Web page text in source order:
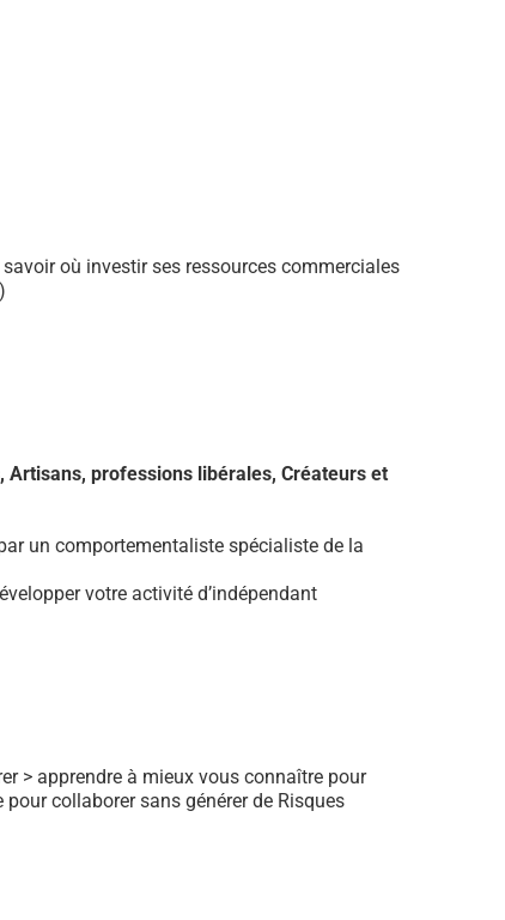
où investir ses ressources commerciales
Artisans, professions libérales, Créateurs et
un comportementaliste spécialiste de la
votre activité d’indépendant
> apprendre à mieux vous connaître pour
collaborer sans générer de Risques